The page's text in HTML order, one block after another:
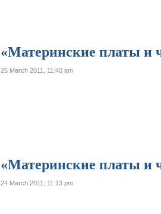
«Материнские платы и
25 March 2011, 11:40 am
«Материнские платы и
24 March 2011, 11:13 pm